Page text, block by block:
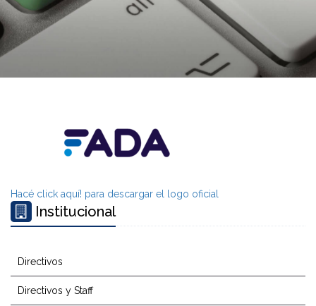
Hacé click aquí! para descargar el logo oficial
Institucional
Directivos
Directivos y Staff